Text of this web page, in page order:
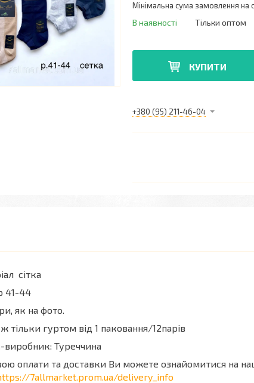
Мінімальна сума замовлення на
В наявності Тільки оптом
КУПИТИ
+380 (95) 211-46-04
сітка
41-44
як на фото.
тільки гуртом від 1 паковання/12парів
виробник: Туреччина
оплати та доставки Ви можете ознайомитися на
7allmarket.prom.ua/delivery_info